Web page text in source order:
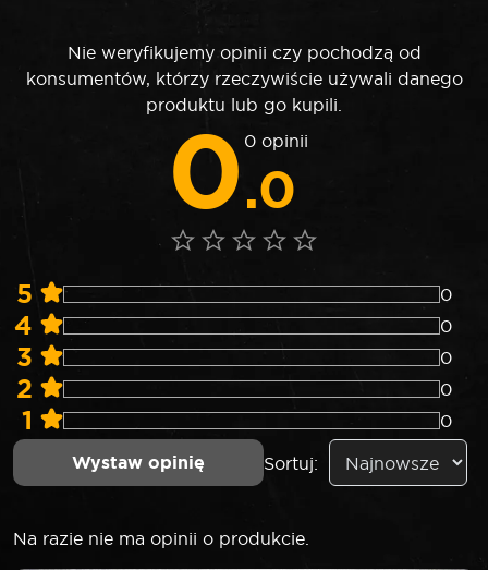
Nie weryfikujemy opinii czy pochodzą od
konsumentów, którzy rzeczywiście używali danego
produktu lub go kupili.
0.0
0 opinii
5 0
4 0
3 0
2 0
1 0
Wystaw opinię Sortuj:
Na razie nie ma opinii o produkcie.